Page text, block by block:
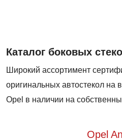
Каталог боковых
Широкий ассортимент
оригинальных автостекол на
Opel в наличии на
Opel